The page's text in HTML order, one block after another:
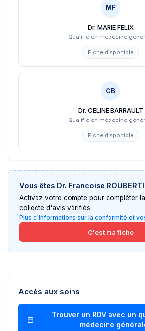
MF
Dr. MARIE FELIX
Qualifié en médecine
Fiche disponible
CB
Dr. CELINE BARRAULT
Qualifié en médecine
Fiche disponible
Vous êtes Dr. Francoise
Activez votre compte pour compléter
collecte d'avis vérifiés.
Plus d'informations sur la conformité et
C'est ma fiche
Accès aux soins
Trouver un RDV avec un
médecine